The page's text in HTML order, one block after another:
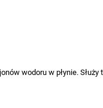
wodoru w płynie. Służy